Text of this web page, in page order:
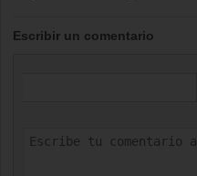
Escribir un comentario